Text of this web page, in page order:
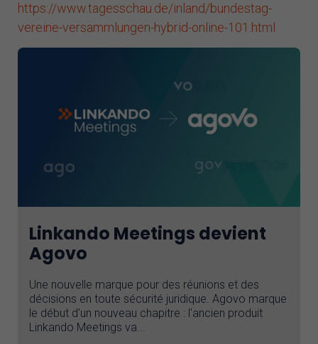
https://www.tagesschau.de/inland/bundestag-
vereine-versammlungen-hybrid-online-101.html
Linkando Meetings devient
Agovo
Une nouvelle marque pour des réunions et des
décisions en toute sécurité juridique. Agovo marque
le début d'un nouveau chapitre : l'ancien produit
Linkando Meetings va...